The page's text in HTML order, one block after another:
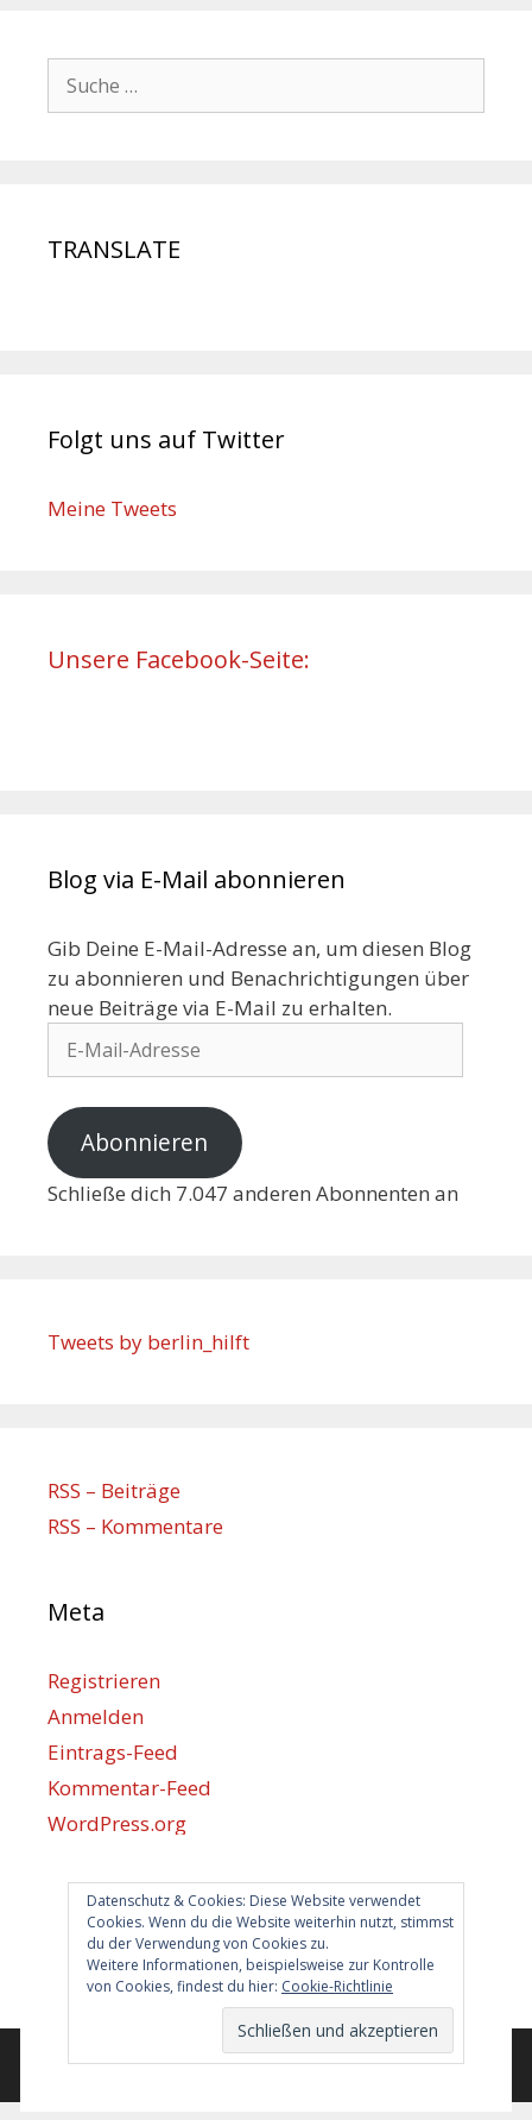
TRANSLATE
Folgt uns auf Twitter
Meine Tweets
Unsere Facebook-Seite:
Blog via E-Mail abonnieren
Gib Deine E-Mail-Adresse an, um diesen Blog
zu abonnieren und Benachrichtigungen über
neue Beiträge via E-Mail zu erhalten.
Abonnieren
Schließe dich 7.047 anderen Abonnenten an
Datenschutz & Cookies: Diese Website verwendet
Cookies. Wenn du die Website weiterhin nutzt, stimmst
du der Verwendung von Cookies zu.
Weitere Informationen, beispielsweise zur Kontrolle
von Cookies, findest du hier: Cookie-Richtlinie
Tweets by berlin_hilft
RSS – Beiträge
RSS – Kommentare
Meta
Registrieren
Anmelden
Eintrags-Feed
Kommentar-Feed
WordPress.org
Berlin hilft
info@berlin-hilft.com
© 2026 Berlin hilft!• Erstellt mitGeneratePress